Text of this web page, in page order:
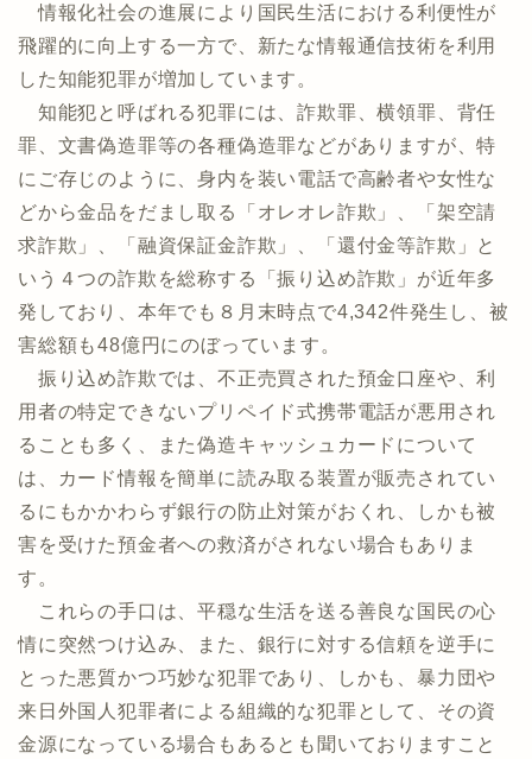
情報化社会の進展により国民生活における利便性が
飛躍的に向上する一方で、新たな情報通信技術を利用
した知能犯罪が増加しています。
知能犯と呼ばれる犯罪には、詐欺罪、横領罪、背任
罪、文書偽造罪等の各種偽造罪などがありますが、特
にご存じのように、身内を装い電話で高齢者や女性な
どから金品をだまし取る「オレオレ詐欺」、「架空請
求詐欺」、「融資保証金詐欺」、「還付金等詐欺」と
いう４つの詐欺を総称する「振り込め詐欺」が近年多
発しており、本年でも８月末時点で4,342件発生し、被
害総額も48億円にのぼっています。
振り込め詐欺では、不正売買された預金口座や、利
用者の特定できないプリペイド式携帯電話が悪用され
ることも多く、また偽造キャッシュカードについて
は、カード情報を簡単に読み取る装置が販売されてい
るにもかかわらず銀行の防止対策がおくれ、しかも被
害を受けた預金者への救済がされない場合もありま
す。
これらの手口は、平穏な生活を送る善良な国民の心
情に突然つけ込み、また、銀行に対する信頼を逆手に
とった悪質かつ巧妙な犯罪であり、しかも、暴力団や
来日外国人犯罪者による組織的な犯罪として、その資
金源になっている場合もあるとも聞いておりますこと